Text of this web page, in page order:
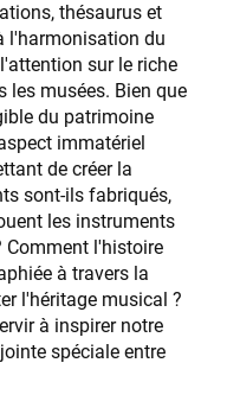
thésaurus et
l'harmonisation du
sur le riche
les musées. Bien que
du patrimoine
immatériel
de créer la
sont-ils fabriqués,
les instruments
Comment l'histoire
à travers la
l'héritage musical ?
à inspirer notre
spéciale entre